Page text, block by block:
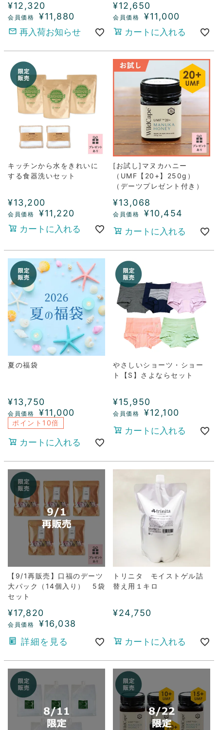
¥12,320
¥11,880
再入荷お知らせ
¥12,650
¥11,000
カートに入れる
キッチンから水をきれいに
する食器洗いセット
¥13,200
¥11,220
カートに入れる
[お試し]マヌカハニー
（UMF【20+】250g）
（デーツプレゼント付き）
¥13,068
¥10,454
カートに入れる
夏の福袋
¥13,750
¥11,000
ポイント10倍
カートに入れる
やさしいショーツ・ショー
ト【S】さよならセット
¥15,950
¥12,100
カートに入れる
【9/1再販売】口福のデーツ
大パック（14個入り） 5袋
セット
¥17,820
¥16,038
詳細を見る
トリニタ モイストゲル詰
替え用１キロ
¥24,750
カートに入れる